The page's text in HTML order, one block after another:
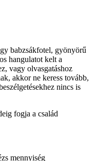
babzsákfotel, gyönyörű
hangulatot kelt a
vagy olvasgatáshoz
akkor ne keress tovább,
nincs is
fogja a család
mennyiség